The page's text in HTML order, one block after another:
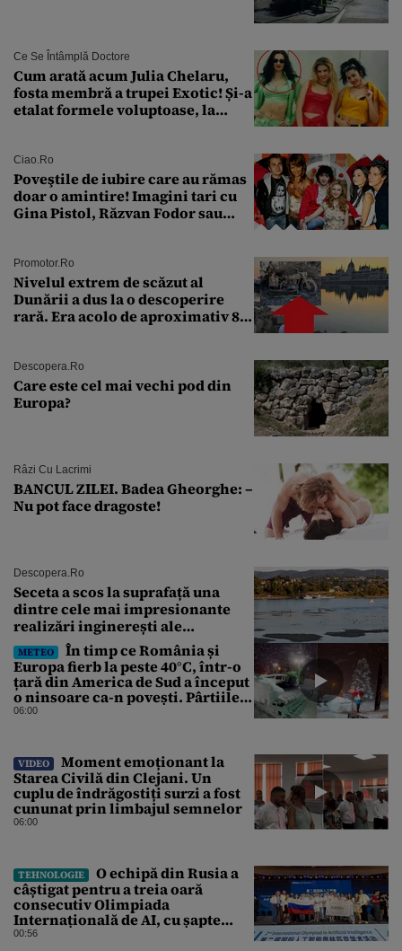
Ce Se Întâmplă Doctore
Cum arată acum Julia Chelaru,
fosta membră a trupei Exotic! Și-a
etalat formele voluptoase, la
Ciao.ro
Poveştile de iubire care au rămas
doar o amintire! Imagini tari cu
Gina Pistol, Răzvan Fodor sau
Promotor.ro
Nivelul extrem de scăzut al
Dunării a dus la o descoperire
rară. Era acolo de aproximativ 80
Descopera.ro
Care este cel mai vechi pod din
Europa?
Râzi Cu Lacrimi
BANCUL ZILEI. Badea Gheorghe: –
Nu pot face dragoste!
Descopera.ro
Seceta a scos la suprafață una
dintre cele mai impresionante
realizări inginerești ale
Imperiului Roman
METEO
În timp ce România și
Europa fierb la peste 40°C, într-o
țară din America de Sud a început
o ninsoare ca-n povești. Pârtiile
s-au umplut de schiori
06:00
VIDEO
Moment emoționant la
Starea Civilă din Clejani. Un
cuplu de îndrăgostiți surzi a fost
cununat prin limbajul semnelor
06:00
TEHNOLOGIE
O echipă din Rusia a
câștigat pentru a treia oară
consecutiv Olimpiada
Internațională de AI, cu șapte
medalii din aur și una de bronz
00:56